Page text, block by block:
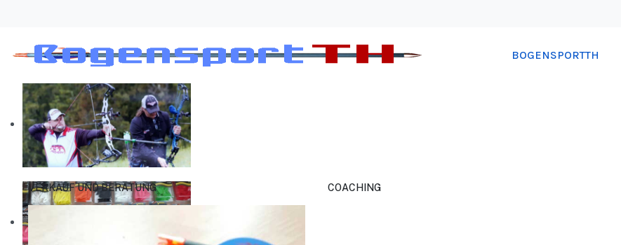
BOGENSPORTTH
VERKAUF UND BERATUNG COACHING